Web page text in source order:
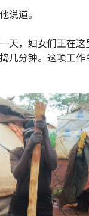
说道。
天，妇女们正在
几分钟。这项工